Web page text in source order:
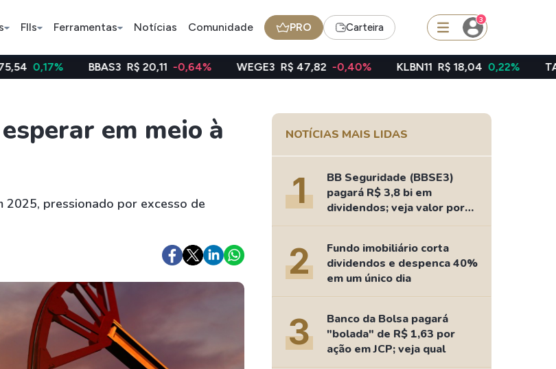
FIIs Ferramentas Notícias Comunidade PRO Carteira
3
Dividendos
Amazon
Google
Meta
Coca-Cola
Criptomoedas
Bitcoin
Ethereum
Binance Coin - BNB
Ideias
Agenda de Dividendos
Radar do Dividendo Inteligente
As Ações Mais Buscadas
Guia do Iniciante
BBAS3 R$ 20,11 -0,64% WEGE3 R$ 47,82 -0,40% KLBN11 R$ 18,04 0,22% TAEE11 R$ 39,27
em meio à
2025, pressionado por excesso de
NOTÍCIAS MAIS LIDAS
1
BB Seguridade (BBSE3)
pagará R$ 3,8 bi em
dividendos; veja valor por
ação
2
Fundo imobiliário corta
dividendos e despenca 40%
em um único dia
3
Banco da Bolsa pagará
"bolada" de R$ 1,63 por
ação em JCP; veja qual